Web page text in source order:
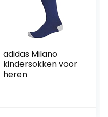
adidas Milano
kindersokken voor
heren